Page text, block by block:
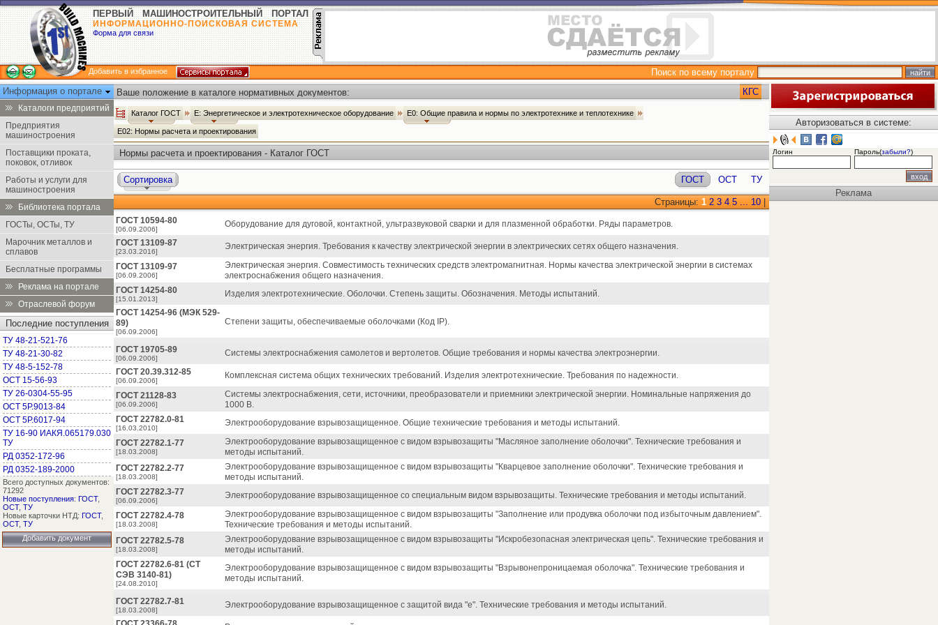
ПЕРВЫЙ МАШИНОСТРОИТЕЛЬНЫЙ ПОРТАЛ
ИНФОРМАЦИОННО-ПОИСКОВАЯ СИСТЕМА
Форма для связи
Добавить в избранное
Поиск по всему порталу
Информация о портале
Каталоги предприятий
Предприятия
машиностроения
Поставщики проката,
поковок, отливок
Работы и услуги для
машиностроения
Библиотека портала
ГОСТы, ОСТы, ТУ
Марочник металлов и
сплавов
Бесплатные программы
Реклама на портале
Отраслевой форум
Последние поступления
ТУ 48-21-521-76
ТУ 48-21-30-82
ТУ 48-5-152-78
ОСТ 15-56-93
ТУ 26-0304-55-95
ОСТ 5Р.9013-84
ОСТ 5Р.6017-94
ТУ 16-90 ИАКЯ.065179.030
ТУ
РД 0352-172-96
РД 0352-189-2000
Всего доступных документов:
71292
Новые поступления: ГОСТ,
ОСТ, ТУ
Новые карточки НТД: ГОСТ,
ОСТ, ТУ
Добавить документ
Ваше положение в каталоге нормативных документов: КГС
Каталог ГОСТ Е: Энергетическое и электротехническое оборудование Е0: Общие правила и нормы по электротехнике и теплотехнике
Е02: Нормы расчета и проектирования
Нормы расчета и проектирования - Каталог ГОСТ
Сортировка ГОСТ ОСТ ТУ
Страницы: 1 2 3 4 5 ... 10
ГОСТ 10594-80
[06.09.2006]
Оборудование для дуговой, контактной, ультразвуковой сварки и для плазменной обработки. Ряды параметров.
ГОСТ 13109-87
[23.03.2016]
Электрическая энергия. Требования к качеству электрической энергии в электрических сетях общего назначения.
ГОСТ 13109-97
[06.09.2006]
Электрическая энергия. Совместимость технических средств электромагнитная. Нормы качества электрической энергии в системах
электроснабжения общего назначения.
ГОСТ 14254-80
[15.01.2013]
Изделия электротехнические. Оболочки. Степень защиты. Обозначения. Методы испытаний.
ГОСТ 14254-96 (МЭК 529-
89)
[06.09.2006]
Степени защиты, обеспечиваемые оболочками (Код IP).
ГОСТ 19705-89
[06.09.2006]
Системы электроснабжения самолетов и вертолетов. Общие требования и нормы качества электроэнергии.
ГОСТ 20.39.312-85
[06.09.2006]
Комплексная система общих технических требований. Изделия электротехнические. Требования по надежности.
ГОСТ 21128-83
[06.09.2006]
Системы электроснабжения, сети, источники, преобразователи и приемники электрической энергии. Номинальные напряжения до
1000 В.
ГОСТ 22782.0-81
[16.03.2010]
Электрооборудование взрывозащищенное. Общие технические требования и методы испытаний.
ГОСТ 22782.1-77
[18.03.2008]
Электрооборудование взрывозащищенное с видом взрывозащиты "Масляное заполнение оболочки". Технические требования и
методы испытаний.
ГОСТ 22782.2-77
[18.03.2008]
Электрооборудование взрывозащищенное с видом взрывозащиты "Кварцевое заполнение оболочки". Технические требования и
методы испытаний.
ГОСТ 22782.3-77
[06.09.2006]
Электрооборудование взрывозащищенное со специальным видом взрывозащиты. Технические требования и методы испытаний.
ГОСТ 22782.4-78
[18.03.2008]
Электрооборудование взрывозащищенное с видом взрывозащиты "Заполнение или продувка оболочки под избыточным давлением".
Технические требования и методы испытаний.
ГОСТ 22782.5-78
[18.03.2008]
Электрооборудование взрывозащищенное с видом взрывозащиты "Искробезопасная электрическая цепь". Технические требования и
методы испытаний.
ГОСТ 22782.6-81 (СТ
СЭВ 3140-81)
[24.08.2010]
Электрооборудование взрывозащищенное с видом взрывозащиты "Взрывонепроницаемая оболочка". Технические требования и
методы испытаний.
ГОСТ 22782.7-81
[18.03.2008]
Электрооборудование взрывозащищенное с защитой вида "е". Технические требования и методы испытаний.
Авторизоваться в системе:
Логин Пароль(забыли?)
Реклама